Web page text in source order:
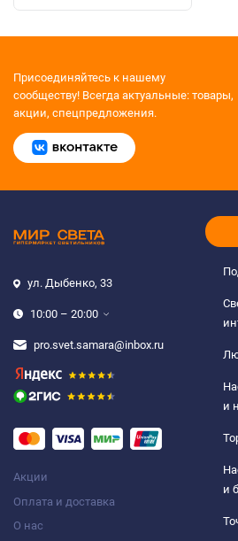
Присоединяйтесь к нашему
сообществу! Всегда актуальные: товары,
акции, спецпредложения.
ул. Дыбенко, 33
10:00 – 20:00
pro.svet.samara@inbox.ru
Акции
Оплата и доставка
О нас
и
и